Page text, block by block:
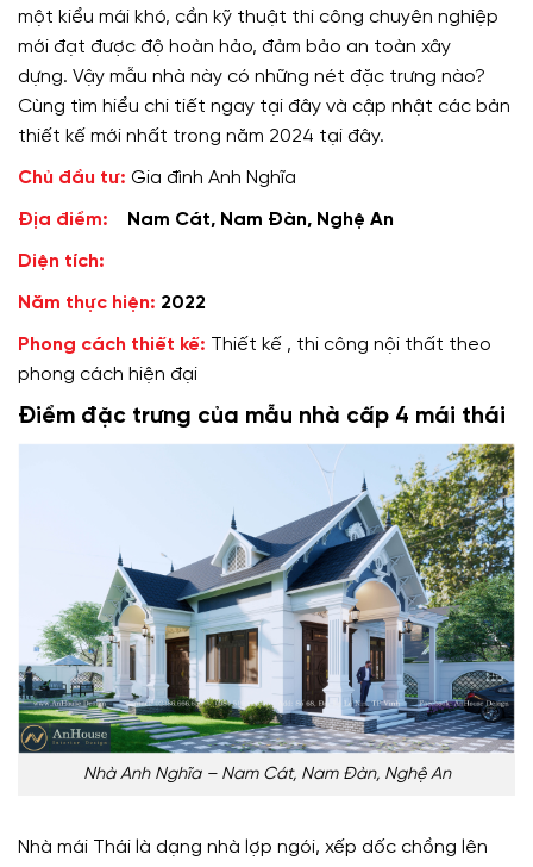
một kiểu mái khó, cần kỹ thuật thi công chuyên nghiệp
mới đạt được độ hoàn hảo, đảm bảo an toàn xây
dựng. Vậy mẫu nhà này có những nét đặc trưng nào?
Cùng tìm hiểu chi tiết ngay tại đây và cập nhật các bản
thiết kế mới nhất trong năm 2024 tại đây.
Chủ đầu tư: Gia đình Anh Nghĩa
Địa điểm: Nam Cát, Nam Đàn, Nghệ An
Diện tích:
Năm thực hiện: 2022
Phong cách thiết kế:
Thiết kế , thi công nội thất theo
phong cách hiện đại
Điểm đặc trưng của mẫu nhà cấp 4 mái thái
Nhà Anh Nghĩa – Nam Cát, Nam Đàn, Nghệ An
Nhà mái Thái là dạng nhà lợp ngói, xếp dốc chồng lên